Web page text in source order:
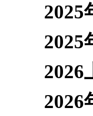
2025
2025
2026
2026